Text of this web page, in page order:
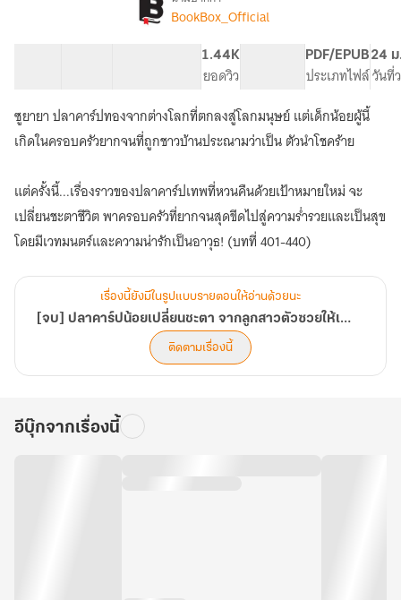
ซวย
เป็น
เด็ก
โชค
80
เล่ม
11
เรื่อง[จบ]
ปลา
คาร์
ปน้อย
เปลี่ยน
ชะตา
จาก
ลูกสาว
ตัว
ให้
เป็น
เด็ก
นำ
โชค
ยุค
80
BookBox_Official
1.44K
ยอดวิว
PDF/EPUB
ประเภทไฟล์
24
วันที่
ซูยายา ปลาคาร์ปทองจากต่างโลกที่ตกลงสู่โลกมนุษย์ แต่เด็กน้อยผู้นี้
เกิดในครอบครัวยากจนที่ถูกชาวบ้านประณามว่าเป็น ตัวนำโชคร้าย
แต่ครั้งนี้...เรื่องราวของปลาคาร์ปเทพที่หวนคืนด้วยเป้าหมายใหม่ จะ
เปลี่ยนชะตาชีวิต พาครอบครัวที่ยากจนสุดขีดไปสู่ความร่ำรวยและเป็นสุข
โดยมีเวทมนตร์และความน่ารักเป็นอาวุธ! (บทที่ 401-440)
เรื่องนี้ยังมีในรูปแบบรายตอนให้อ่านด้วยนะ
[จบ] ปลาคาร์ปน้อยเปลี่ยนชะตา จากลูกสาวตัวซวยให้เป็นเด็กนำโชคยุค 80
ติดตามเรื่องนี้
อีบุ๊กจากเรื่องนี้